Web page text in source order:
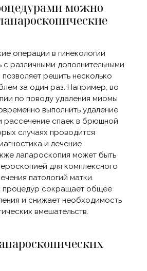
можно
операции в гинекологии
различными дополнительными
решить несколько
за один раз. Например, во
по поводу удаления миомы
выполнить удаление
рассечение спаек в брюшной
случаях проводится
и лечение
лапароскопия может быть
для комплексного
патологий матки.
процедур сокращает общее
и снижает необходимость
вмешательств.